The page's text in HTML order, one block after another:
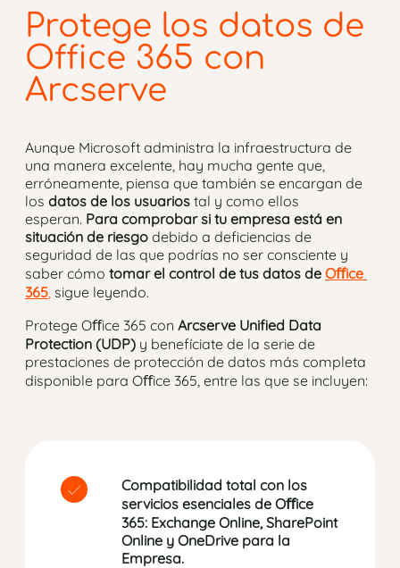
Protege los datos de
Office 365 con
Arcserve
Aunque Microsoft administra la infraestructura de
una manera excelente, hay mucha gente que,
erróneamente, piensa que también se encargan de
los datos de los usuarios tal y como ellos
esperan. Para comprobar si tu empresa está en
situación de riesgo debido a deficiencias de
seguridad de las que podrías no ser consciente y
saber cómo tomar el control de tus datos de Oﬀice
365 sigue leyendo.
Protege Oﬀice 365 con Arcserve Unified Data
Protection (UDP) y benefíciate de la serie de
prestaciones de protección de datos más completa
disponible para Oﬀice 365, entre las que se incluyen:
Compatibilidad total con los
servicios esenciales de Oﬀice
365: Exchange Online, SharePoint
Online y OneDrive para la
Empresa.